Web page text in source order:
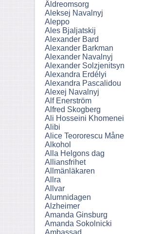
Äldreomsorg
Aleksej Navalnyj
Aleppo
Ales Bjaljatskij
Alexander Bard
Alexander Barkman
Alexander Navalnyj
Alexander Solzjenitsyn
Alexandra Erdélyi
Alexandra Pascalidou
Alexej Navalnyj
Alf Enerström
Alfred Skogberg
Ali Hosseini Khomenei
Alibi
Alice Teororescu Måne
Alkohol
Alla Helgons dag
Alliansfrihet
Allmänläkaren
Allra
Allvar
Alumnidagen
Alzheimer
Amanda Ginsburg
Amanda Sokolnicki
Ambassad